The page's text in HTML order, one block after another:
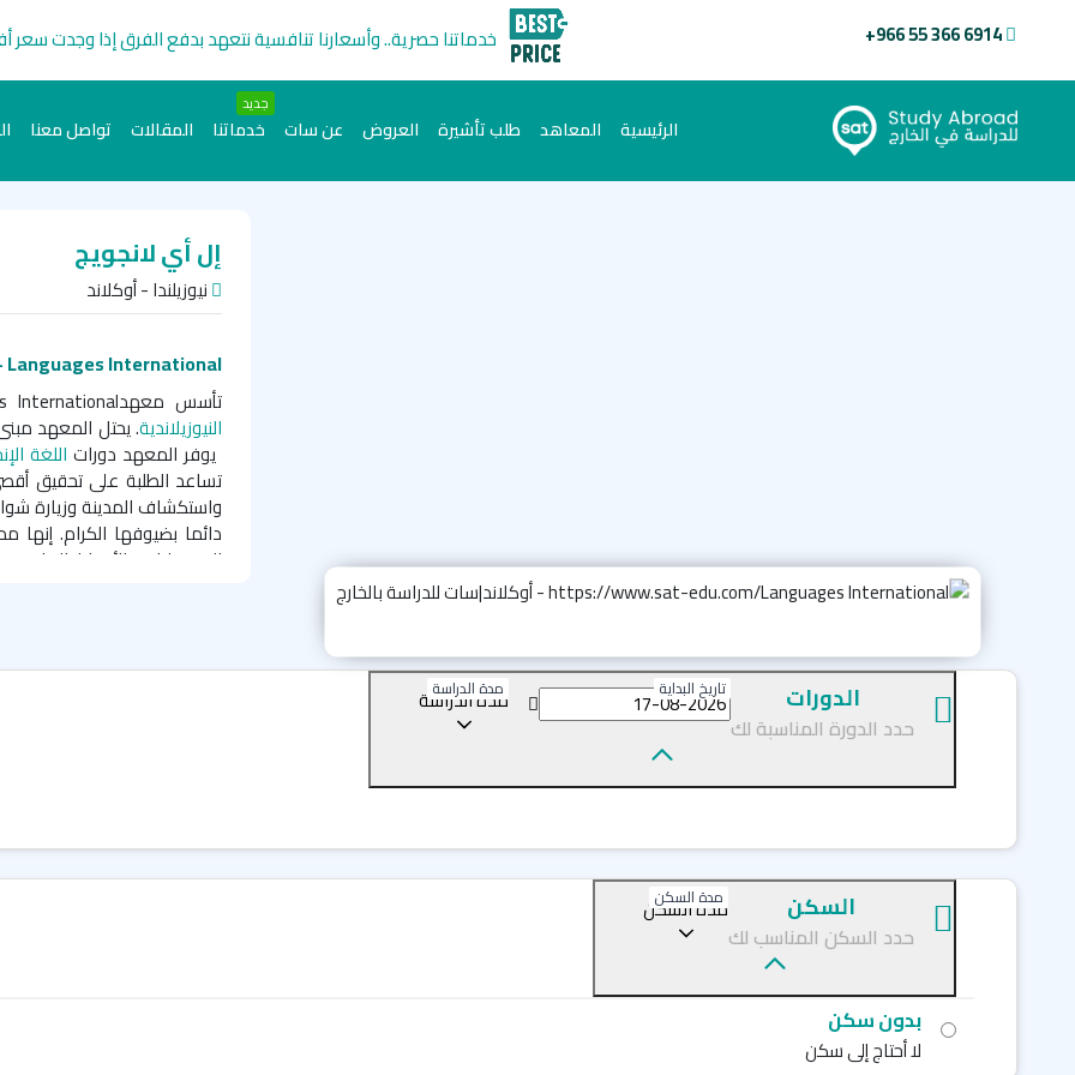
+966 55 366 6914 خدماتنا حصرية.. وأسعارنا تنافسية نتعهد بدفع الفرق إذا وجدت سعر
الرئيسية(current) المعاهد طلب تأشيرة العروض عن سات
جديد
خدماتنا المقالات تواصل معنا
إل أي لانجويج
نيوزيلندا - أوكلاند
Languages International - أوكلاند|سات للدراسة بالخارج
تأسس معهدLanguages International - أوكلاند في عام 1978م في
النيوزيلاندية. يحتل المعهد
يوفر المعهد دورات اللغة
تساعد الطلبة على تحقيق
واستكشاف المدينة وزيارة
دائما بضيوفها الكرام. إنها
المهرجانات والأحداث
المرافق والخدمات
اعتماد المنظمات
الدورات
حدد الدورة المناسبة لك
تاريخ البداية مدة الدراسة
مدة الدراسة
السكن
حدد السكن المناسب لك
مدة السكن
مدة السكن
بدون سكن
لا أحتاج إلى سكن